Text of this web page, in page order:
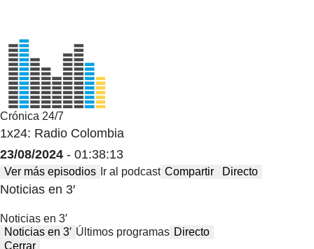
Crónica 24/7
1x24: Radio Colombia
23/08/2024 - 01:38:13
Ver más episodios Ir al podcast Compartir Directo
Noticias en 3′
Noticias en 3′
Noticias en 3′ Últimos programas Directo
Cerrar